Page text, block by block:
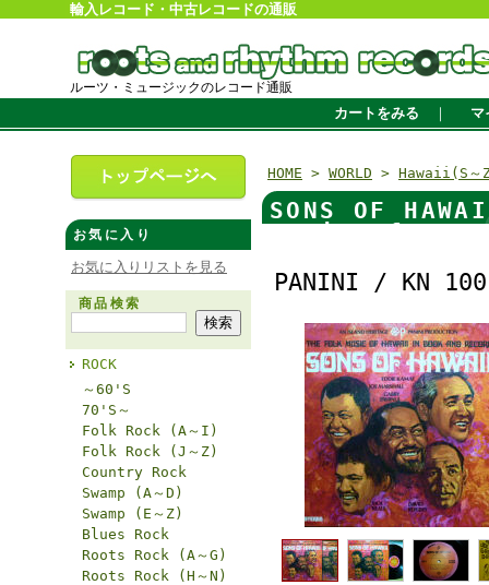
輸入レコード・中古レコードの通販
ルーツ・ミュージックのレコード通販
カートをみる ｜ マ
お気に入り
お気に入りリストを見る
商品検索
ROCK
～60'S
70'S～
Folk Rock (A～I)
Folk Rock (J～Z)
Country Rock
Swamp (A～D)
Swamp (E～Z)
Blues Rock
Roots Rock (A～G)
Roots Rock (H～N)
HOME > WORLD > Hawaii(S～
SONS OF
Music Of
PANINI / KN